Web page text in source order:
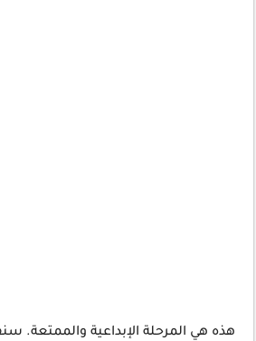
هذه هي المرحلة الإبداعية والممتعة.